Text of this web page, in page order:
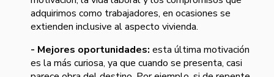
adquirimos como trabajadores, en ocasiones se
extienden inclusive al aspecto vivienda.
- Mejores oportunidades: esta última motivación
es la más curiosa, ya que cuando se presenta, casi